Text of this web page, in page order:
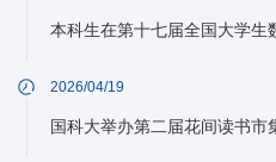
本科生在第十七届全国大学生
2026/04/19
国科大举办第二届花间读书市